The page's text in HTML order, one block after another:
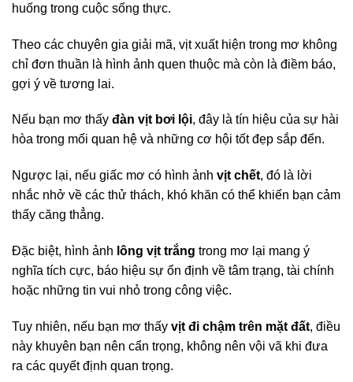
huống trong cuộc sống thực.
Theo các chuyên gia giải mã, vịt xuất hiện trong mơ không
chỉ đơn thuần là hình ảnh quen thuộc mà còn là điềm báo,
gợi ý về tương lai.
Nếu bạn mơ thấy đàn vịt bơi lội, đây là tín hiệu của sự hài
hòa trong mối quan hệ và những cơ hội tốt đẹp sắp đến.
Ngược lại, nếu giấc mơ có hình ảnh vịt chết, đó là lời
nhắc nhở về các thử thách, khó khăn có thể khiến bạn cảm
thấy căng thẳng.
Đặc biệt, hình ảnh lông vịt trắng trong mơ lại mang ý
nghĩa tích cực, báo hiệu sự ổn định về tâm trạng, tài chính
hoặc những tin vui nhỏ trong công việc.
Tuy nhiên, nếu bạn mơ thấy vịt đi chậm trên mặt đất, điều
này khuyên bạn nên cẩn trọng, không nên vội vã khi đưa
ra các quyết định quan trọng.